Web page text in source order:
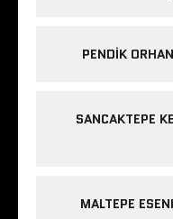
PENDIK
SANCAKTEPE
MALTEPE